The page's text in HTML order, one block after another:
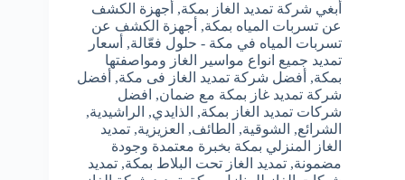
أبغي شركة تمديد الغاز بمكة, أجهزة الكشف
عن تسربات المياه بمكة, أجهزة الكشف عن
تسربات المياه في مكة - حلول فعّالة, أسعار
تمديد جميع انواع مواسير الغاز ومواصفتها
بمكة, أفضل شركة تمديد الغاز فى مكة, أفضل
شركة تمديد غاز بمكة مع ضمان, افضل
شركات تمديد الغاز بمكة, الذايدي, الراشيدية,
الشرائع, الشوقية, الطائف, العزيزية, تمديد
الغاز المنزلي بمكة بخبرة معتمدة وجودة
مضمونة, تمديد الغاز تحت البلاط بمكة, تمديد